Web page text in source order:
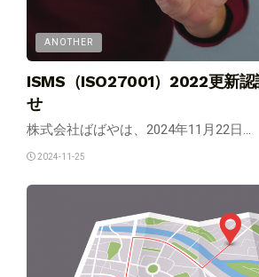
ANOTHER
ISMS（ISO27001）2022更新認
せ
株式会社ばばやは、2024年11月22日...
2024-11-25